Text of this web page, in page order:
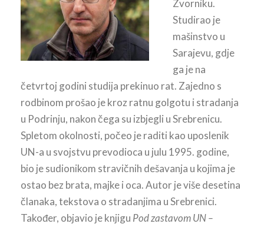
Zvorniku.
Studirao je
mašinstvo u
Sarajevu, gdje
ga je na
četvrtoj godini studija prekinuo rat. Zajedno s
rodbinom prošao je kroz ratnu golgotu i stradanja
u Podrinju, nakon čega su izbjegli u Srebrenicu.
Spletom okolnosti, počeo je raditi kao uposlenik
UN-a u svojstvu prevodioca u julu 1995. godine,
bio je sudionikom stravičnih dešavanja u kojima je
ostao bez brata, majke i oca. Autor je više desetina
članaka, tekstova o stradanjima u Srebrenici.
Također, objavio je knjigu Pod zastavom UN –